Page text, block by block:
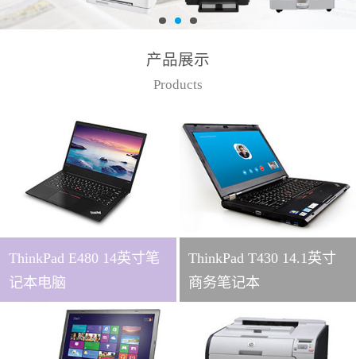
产品展示
Products
ThinkPad E480 14英寸笔
记本电脑
ThinkPad T430 14.1英寸
商务笔记本